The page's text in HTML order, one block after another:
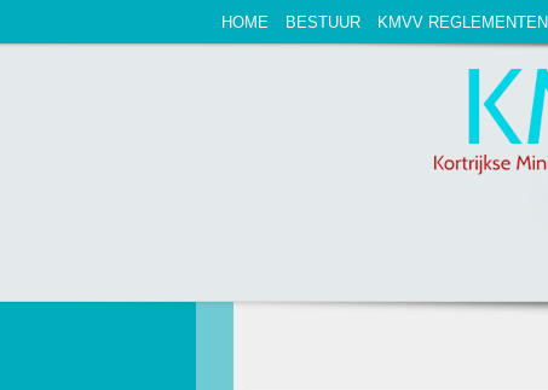
HOME BESTUUR KMVV REGLEMENTEN